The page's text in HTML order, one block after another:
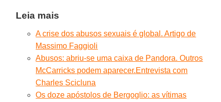
Leia mais
A crise dos abusos sexuais é global. Artigo de
Massimo Faggioli
Abusos: abriu-se uma caixa de Pandora. Outros
McCarricks podem aparecer.Entrevista com
Charles Scicluna
Os doze apóstolos de Bergoglio: as vítimas